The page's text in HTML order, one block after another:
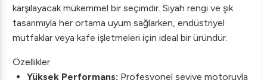
karşılayacak mükemmel bir seçimdir. Siyah rengi ve şık
tasarımıyla her ortama uyum sağlarken, endüstriyel
mutfaklar veya kafe işletmeleri için ideal bir üründür.
Özellikler
Yüksek Performans: Profesyonel seviye motoruyla